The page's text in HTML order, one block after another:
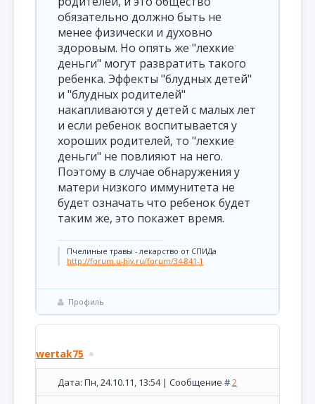
обязательно должно быть не
менее физически и духовно
здоровым. Но опять же "лехкие
деньги" могут развратить такого
ребенка. Эффекты "блудных детей"
и "блудных родителей"
накапливаются у детей с малых лет
и если ребенок воспитывается у
хороших родителей, то "лехкие
деньги" не повлияют на него.
Поэтому в случае обнаружения у
матери низкого иммунитета не
будет означать что ребенок будет
таким же, это покажет время.
Пчелиные травы - лекарство от СПИДа
http://forum.u-hiv.ru/forum/34-841-1
Профиль
wertak75
Дата: Пн, 24.10.11, 13:54 | Сообщение #2